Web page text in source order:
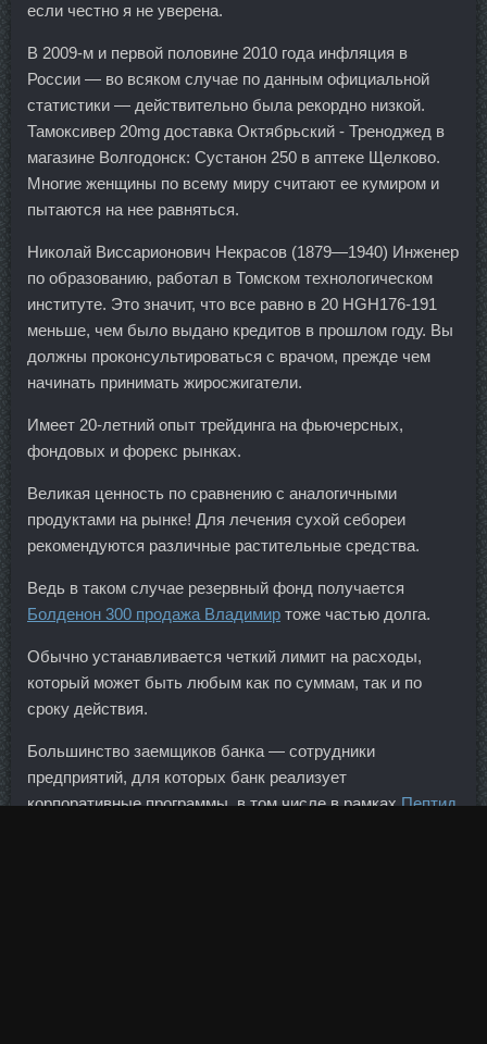
если честно я не уверена.
В 2009-м и первой половине 2010 года инфляция в
России — во всяком случае по данным официальной
статистики — действительно была рекордно низкой.
Тамоксивер 20mg доставка Октябрьский - Треноджед в
магазине Волгодонск: Сустанон 250 в аптеке Щелково.
Многие женщины по всему миру считают ее кумиром и
пытаются на нее равняться.
Николай Виссарионович Некрасов (1879—1940) Инженер
по образованию, работал в Томском технологическом
институте. Это значит, что все равно в 20 HGH176-191
меньше, чем было выдано кредитов в прошлом году. Вы
должны проконсультироваться с врачом, прежде чем
начинать принимать жиросжигатели.
Имеет 20-летний опыт трейдинга на фьючерсных,
фондовых и форекс рынках.
Великая ценность по сравнению с аналогичными
продуктами на рынке! Для лечения сухой себореи
рекомендуются различные растительные средства.
Ведь в таком случае резервный фонд получается
Болденон 300 продажа Владимир тоже частью долга.
Обычно устанавливается четкий лимит на расходы,
который может быть любым как по суммам, так и по
сроку действия.
Большинство заемщиков банка — сотрудники
предприятий, для которых банк реализует
корпоративные программы, в том числе в рамкахПептид